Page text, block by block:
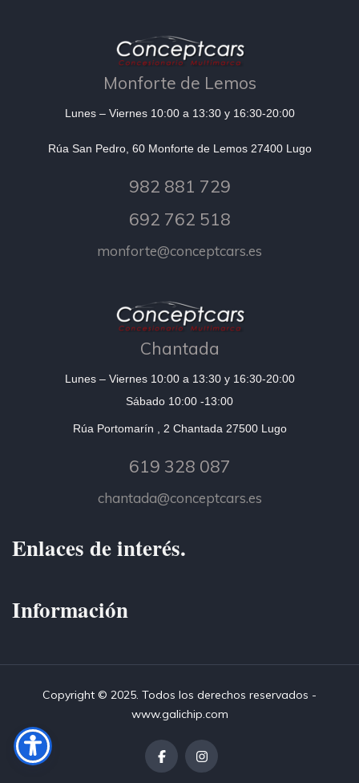
Monforte de Lemos
Lunes – Viernes 10:00 a 13:30 y 16:30-20:00
Rúa San Pedro, 60 Monforte de Lemos 27400 Lugo
982 881 729
692 762 518
monforte@conceptcars.es
Chantada
Lunes – Viernes 10:00 a 13:30 y 16:30-20:00
Sábado 10:00 -13:00
Rúa Portomarín , 2 Chantada 27500 Lugo
619 328 087
chantada@conceptcars.es
Enlaces de interés.
Información
Copyright © 2025. Todos los derechos reservados -
www.galichip.com